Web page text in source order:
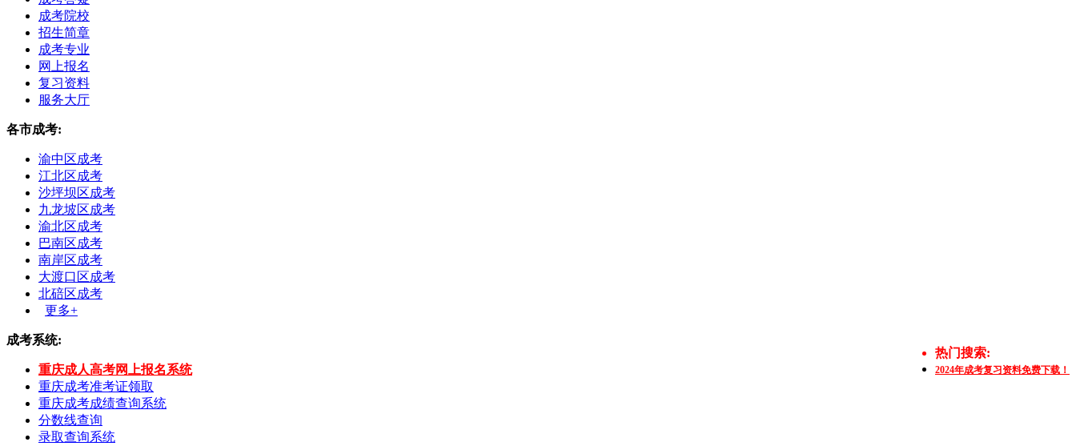
成考院校
招生简章
成考专业
网上报名
复习资料
服务大厅
各市成考:
渝中区成考
江北区成考
沙坪坝区成考
九龙坡区成考
渝北区成考
巴南区成考
南岸区成考
大渡口区成考
北碚区成考
更多+
热门搜索:
2024年成考复习资料免费下载！
成考系统:
重庆成人高考网上报名系统
重庆成考准考证领取
重庆成考成绩查询系统
分数线查询
录取查询系统